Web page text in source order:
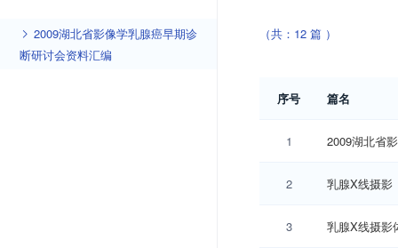
2009湖北省影像学乳腺癌早期诊
断研讨会资料汇编
（共：12 篇 ）
序号 篇名
1 2009湖北省
2 乳腺X线摄影
3 乳腺X线摄影